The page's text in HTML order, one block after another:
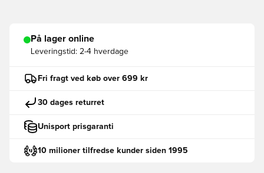
På lager online
Leveringstid: 2-4 hverdage
Fri fragt ved køb over 699 kr
30 dages returret
Unisport prisgaranti
10 milioner tilfredse kunder siden 1995